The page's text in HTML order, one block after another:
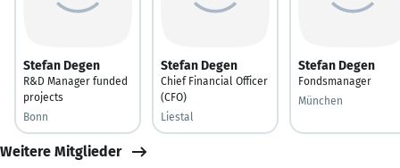
Stefan Degen
R&D Manager funded
projects
Bonn
Stefan Degen
Chief Financial Officer
(CFO)
Liestal
Stefan Degen
Fondsmanager
München
Weitere Mitglieder